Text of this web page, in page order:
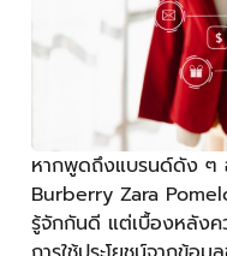
หากพูดถึงแบรนด์ดัง ๆ
Burberry Zara
รู้จักกันดี แต่เบื้องหลังค